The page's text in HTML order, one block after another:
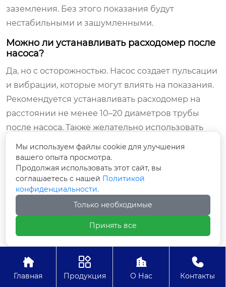
заземления. Без этого показания будут
нестабильными и зашумленными.
Можно ли устанавливать расходомер после
насоса?
Да, но с осторожностью. Насос создает пульсации
и вибрации, которые могут влиять на показания.
Рекомендуется устанавливать расходомер на
расстоянии не менее 10–20 диаметров трубы
после насоса. Также желательно использовать
пульсации сильные, может потребоваться
настройка фильтрации сигнала в меню
преобразователя.
Заключение: инвестиция в
надежность и эффективность
Выборэлектромагнитного расходомера— это
предприятия, работающего с жидкими средами.
Это не просто прибор учета, а инструмент

Главная

Продукция

О Нас

Контакты
Мы используем файлы cookie для улучшения
вашего опыта просмотра.
Продолжая использовать этот сайт, вы
соглашаетесь с нашей Политикой
конфиденциальности.
Только необходимые
Принять все